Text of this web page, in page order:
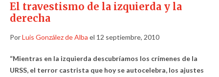
El travestismo de la izquierda y la
derecha
PorLuis González de Alba el 12 septiembre, 2010
“Mientras en la izquierda descubríamos los crímenes de la
URSS, el terror castrista que hoy se autocelebra, los ajustes